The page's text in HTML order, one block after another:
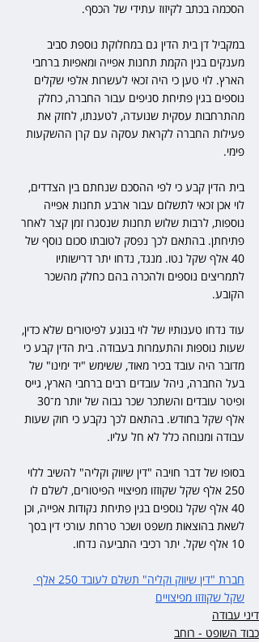
הסכמה בכתב לקיזוז עתידי של הכסף.
במקביל דן בית הדין גם במחלוקת נוספת סביב
מענקים בגין הקמת תחנות אפייה ומאפיות ברחבי
הארץ. לוי טען כי היה זכאי לעשרות אלפי שקלים
נוספים בגין פתיחת סניפים עבור החברה, כחלק
מהתרחבות עסקית שנועדה, לטענתו, לחזק את
פעילות החברה לקראת עסקה עם קרן ההשקעות
פימי.
בית הדין קבע כי לפי ההסכם שנחתם בין הצדדים,
לוי אכן זכאי לתשלום עבור ארבע תחנות אפייה
נוספות, לרבות שלוש תחנות שנסגרו זמן קצר לאחר
פתיחתן. בהתאם לכך נפסק לטובתו סכום נוסף של
40 אלף שקל נטו. מנגד, נדחו יתר דרישותיו
לתמריצים נוספים ולהכרה בהם כחלק מהשכר
הקובע.
עוד נדחו טענותיו של לוי בנוגע לפיטורים שלא כדין,
שעות נוספות והתעמרות בעבודה. בית הדין קבע כי
מדובר היה עובד בכיר מאוד, ששימש "יד ימינו" של
בעל החברה, ניהל עובדים רבים ברחבי הארץ, גייס
אלף שקל בחודש. בהתאם לכך נקבע כי חוק שעות
עבודה ומנוחה כלל לא חל עליו.
בסופו של דבר חויבה "דין שיווק וקליה" להשיב ללוי
250 אלף שקל שקוזזו מפיצויי הפיטורים, לשלם לו
40 אלף שקל נוספים בגין פתיחת נקודות אפייה, וכן
לשאת בהוצאות משפט ושכר טרחת עורכי דין בסך
10 אלף שקל. יתר רכיבי התביעה נדחו.
חברת "דין שיווק וקליה" תשלם לעובד 250 אלף
שקל שקוזזו מפיצויים
דיני עבודה
כבוד השופט - רוחב